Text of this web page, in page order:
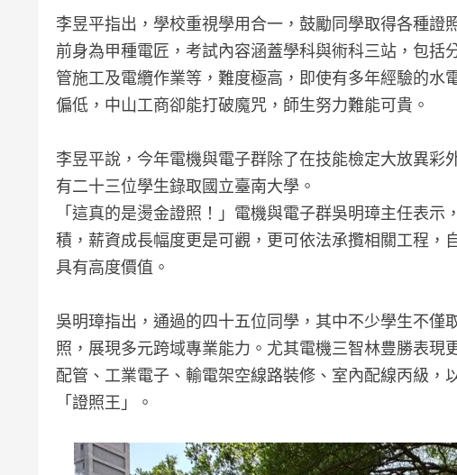
李昱平指出，學校重視學用合一，鼓勵同學取得各種證
前身為甲種電匠，考試內容涵蓋學科與術科三站，包括
管施工及電纜作業等，難度極高，即使有多年經驗的
偏低，中山工商卻能打破魔咒，師生努力難能可貴。
李昱平說，今年電機與電子群除了在技能檢定大放異
有二十三位學生錄取國立臺南大學。
「這真的是燙金證照！」電機與電子群吳明璋主任表
積，薪資成長幅度更是可觀，更可依法承攬相關工程
具有高度價值。
吳明璋指出，通過的四十五位同學，其中不少學生不
照，展現多元跨域專業能力。尤其電機三智林豊勝表
配管、工業電子、輸電架空線路裝修、室內配線丙級，
「證照王」。